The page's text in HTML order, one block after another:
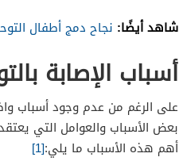
شاهد أيضًا: نجاح دمج أطفال
أسباب الإصابة
على الرغم من عدم وجود أسباب
بعض الأسباب والعوامل التي
أهم هذه الأسباب ما يلي:[1]